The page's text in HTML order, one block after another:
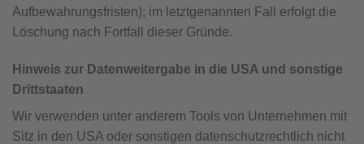
Aufbewahrungsfristen); im letztgenannten Fall erfolgt die
Löschung nach Fortfall dieser Gründe.
Hinweis zur Datenweitergabe in die USA und sonstige
Drittstaaten
Wir verwenden unter anderem Tools von Unternehmen mit
Sitz in den USA oder sonstigen datenschutzrechtlich nicht